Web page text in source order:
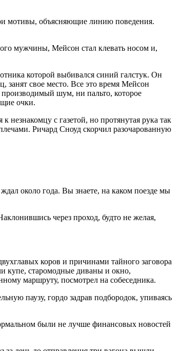
мотивы, объясняющие линию поведения.
мужчины, Мейсон стал клевать носом и,
которой выбивался синий галстук. Он
занят свое место. Все это время Мейсон
производимый шум, ни пальто, которое
очки.
с газетой, но протянутая рука так
Ричард Сноуд скорчил разочарованную
около года. Вы знаете, на каком поезде мы
через проход, будто не желая,
коров и причинами тайного заговора
купе, старомодные диваны и окно,
маршруту, посмотрел на собеседника.
паузу, гордо задрав подбородок, упиваясь
были не лучше финансовых новостей